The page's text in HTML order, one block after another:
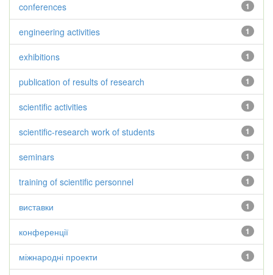
1
conferences
1
engineering activities
1
exhibitions
1
publication of results of research
1
scientific activities
1
scientific-research work of students
1
seminars
1
training of scientific personnel
1
виставки
1
конференції
1
міжнародні проекти